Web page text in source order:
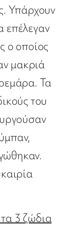
Υπάρχουν
επέλεγαν
ο οποίος
μακριά
Τα
του
3 ζώδια